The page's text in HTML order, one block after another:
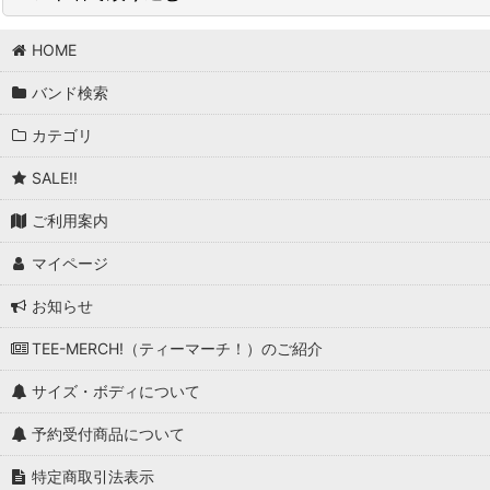
並び順
BAND/ARTIST A (商品一覧)
A Cursive Memory
A Flock Of Seagulls
A Storm Of Light
A Tribe Called Quest
Abrasive Wheels
AC/DC
Adicts, The
HOME
バンド検索
カテゴリ
SALE!!
ご利用案内
マイページ
お知らせ
TEE-MERCH!（ティーマーチ！）のご紹介
サイズ・ボディについて
予約受付商品について
特定商取引法表示